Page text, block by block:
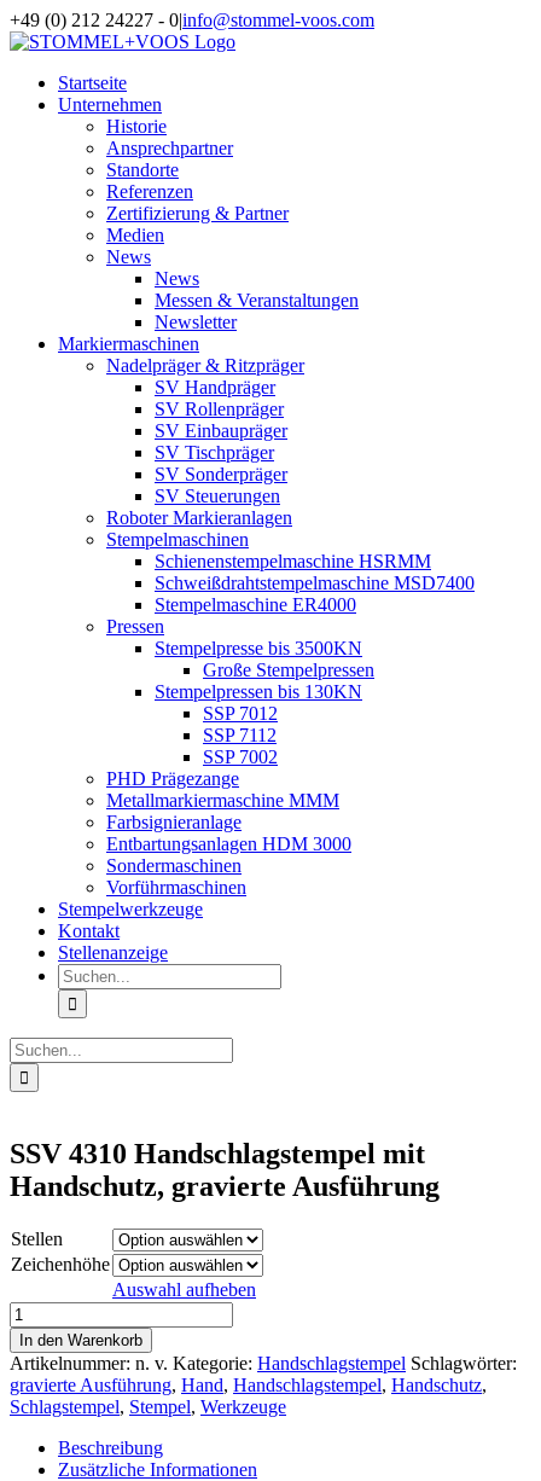
Zum
Inhalt
+49 (0) 212 24227 - 0|info@stommel-voos.com
Startseite
Unternehmen
Historie
Ansprechpartner
Standorte
Referenzen
Zertifizierung & Partner
Medien
News
News
Messen & Veranstaltungen
Newsletter
Markiermaschinen
Nadelpräger & Ritzpräger
SV Handpräger
SV Rollenpräger
SV Einbaupräger
SV Tischpräger
SV Sonderpräger
SV Steuerungen
Roboter Markieranlagen
Stempelmaschinen
Schienenstempelmaschine HSRMM
Schweißdrahtstempelmaschine MSD7400
Stempelmaschine ER4000
Pressen
Stempelpresse bis 3500KN
Große Stempelpressen
Stempelpressen bis 130KN
SSP 7012
SSP 7112
SSP 7002
PHD Prägezange
Metallmarkiermaschine MMM
Farbsignieranlage
Entbartungsanlagen HDM 3000
Sondermaschinen
Vorführmaschinen
Stempelwerkzeuge
Kontakt
Stellenanzeige
Suche
nach:
Suche
nach:
SSV 4310 Handschlagstempel mit
Handschutz, gravierte Ausführung
Stellen
Zeichenhöhe
Auswahl aufheben
SSV
4310
Handschlagstempel
mit
Handschutz,
gravierte
Ausführung
Menge
In den Warenkorb
Artikelnummer: n. v. Kategorie: Handschlagstempel Schlagwörter:
gravierte Ausführung, Hand, Handschlagstempel, Handschutz,
Schlagstempel, Stempel, Werkzeuge
Beschreibung
Zusätzliche Informationen